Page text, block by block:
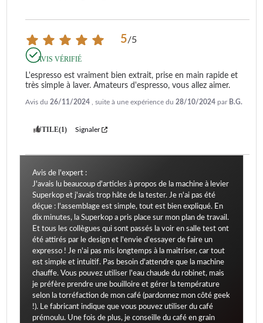
5/5
AVIS VÉRIFIÉ
L'espresso est vraiment bien extrait, prise en main rapide et
très simple à laver. Amateurs d'espresso, vous allez aimer.
Avis du 26/11/2024 , suite à une expérience du 28/10/2024 par B.G.
UTILE(1) Signaler
Avis de l'expert :
J'avais lu beaucoup d'articles à propos de la machine à levier
Superkop et j'avais trop hâte de la tester. Je n'ai pas été
déçue : l'assemblage est simple, tout est bien expliqué. En
dix minutes, la Superkop a pris place sur mon plan de travail.
Et tous les collègues qui sont passés la voir en salle test ont
été attirés par le design et l'envie d'essayer de faire un
expresso ! Je n'ai pas mis longtemps à la maitriser, car tout
est simple et intuitif. Pas besoin d'attendre que la machine
chauffe. Vous pouvez utiliser l'eau chaude du robinet, mais
je préfère prendre une bouilloire et gérer la température
selon la torréfaction de mon café (pardonnez mon côté geek
!). Le fabricant indique que vous pouvez utiliser du café
prémoulu. Une fois de plus, je conseille du café en grain